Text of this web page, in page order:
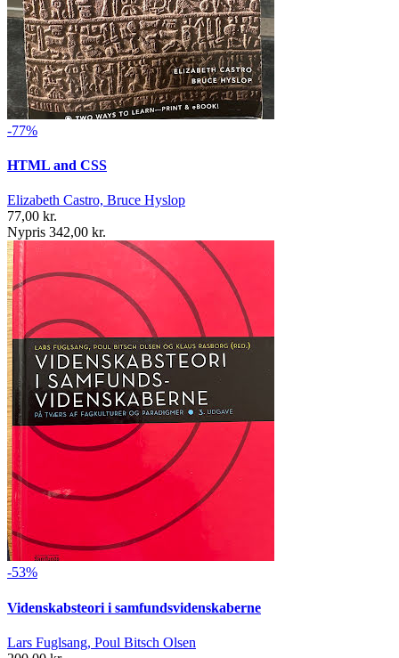
-77%
HTML and CSS
Elizabeth Castro, Bruce Hyslop
77,00 kr.
Nypris 342,00 kr.
-53%
Videnskabsteori i samfundsvidenskaberne
Lars Fuglsang, Poul Bitsch Olsen